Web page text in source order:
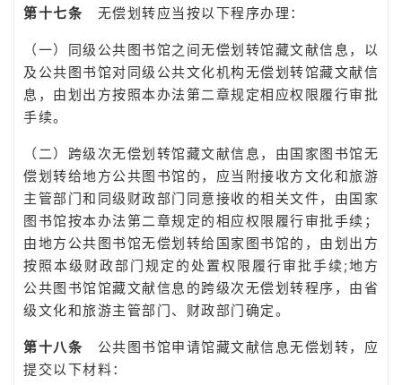
第十七条 无偿划转应当按以下程序办理：
（一）同级公共图书馆之间无偿划转馆藏文献信息，以
及公共图书馆对同级公共文化机构无偿划转馆藏文献信
息，由划出方按照本办法第二章规定相应权限履行审批
手续。
（二）跨级次无偿划转馆藏文献信息，由国家图书馆无
偿划转给地方公共图书馆的，应当附接收方文化和旅游
主管部门和同级财政部门同意接收的相关文件，由国家
图书馆按本办法第二章规定的相应权限履行审批手续；
由地方公共图书馆无偿划转给国家图书馆的，由划出方
按照本级财政部门规定的处置权限履行审批手续;地方
公共图书馆馆藏文献信息的跨级次无偿划转程序，由省
级文化和旅游主管部门、财政部门确定。
第十八条 公共图书馆申请馆藏文献信息无偿划转，应
提交以下材料：